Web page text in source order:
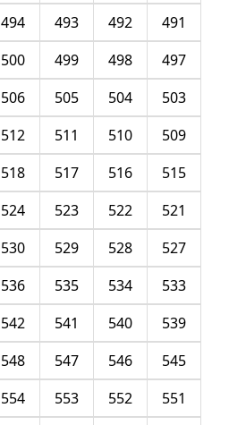
491
492
493
494
497
498
499
500
503
504
505
506
509
510
511
512
515
516
517
518
521
522
523
524
527
528
529
530
533
534
535
536
539
540
541
542
545
546
547
548
551
552
553
554